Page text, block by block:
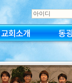
교회소개 동